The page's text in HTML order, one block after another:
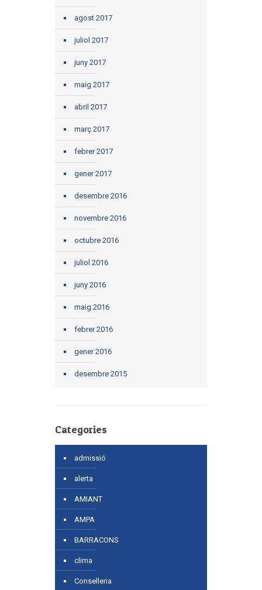
agost 2017
juliol 2017
juny 2017
maig 2017
abril 2017
març 2017
febrer 2017
gener 2017
desembre 2016
novembre 2016
octubre 2016
juliol 2016
juny 2016
maig 2016
febrer 2016
gener 2016
desembre 2015
Categories
admissió
alerta
AMIANT
AMPA
BARRACONS
clima
Conselleria